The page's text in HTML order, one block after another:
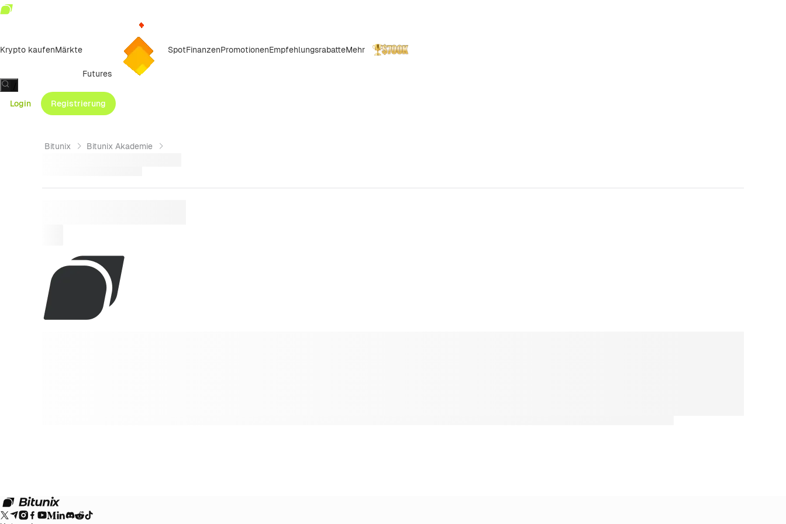
Krypto kaufenMärkte
Futures
SpotFinanzenPromotionenEmpfehlungsrabatteMehr
Login
Registrierung
Bitunix Bitunix Akademie